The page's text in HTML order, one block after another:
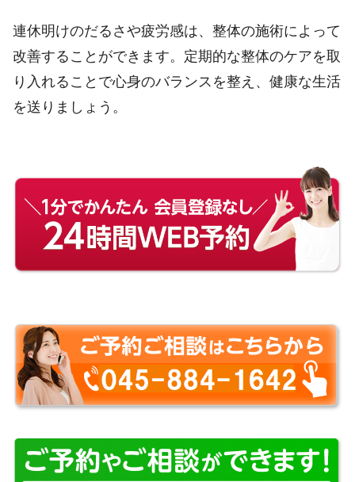
連休明けのだるさや疲労感は、整体の施術によって
改善することができます。定期的な整体のケアを取
り入れることで心身のバランスを整え、健康な生活
を送りましょう。